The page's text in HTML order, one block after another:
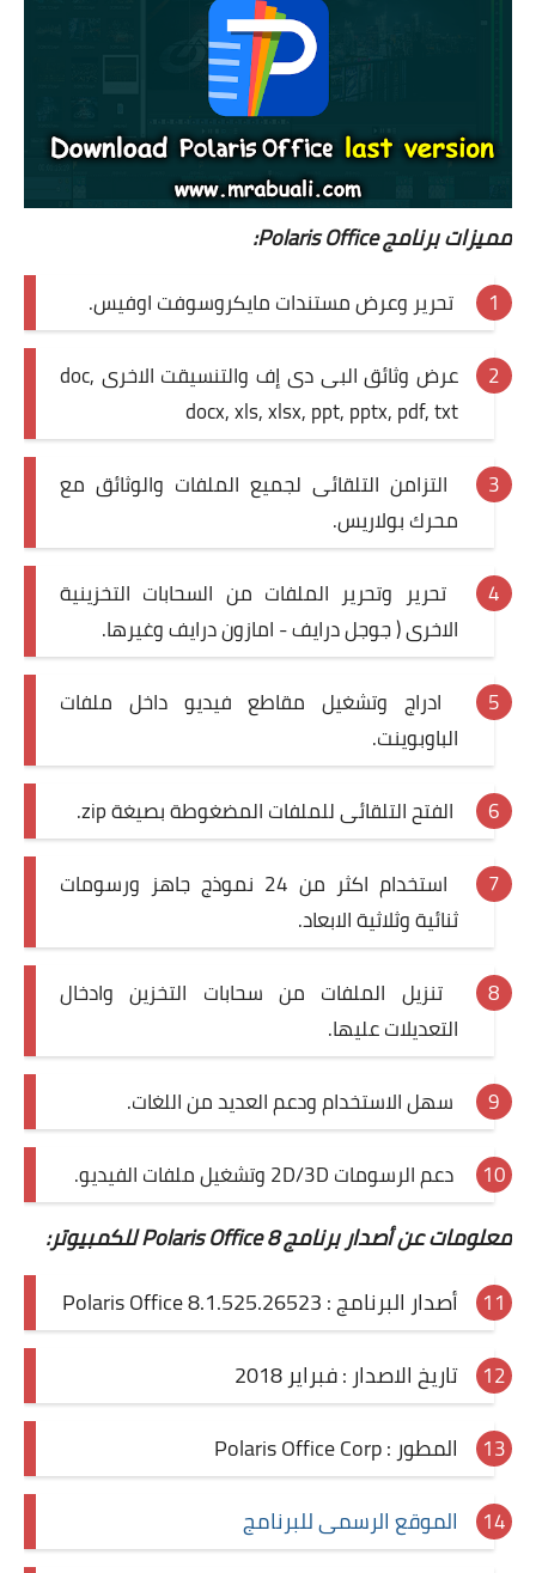
مميزات برنامج Polaris Office:
تحرير وعرض مستندات مايكروسوفت اوفيس.
عرض وثائق البى دى إف والتنسيقت الاخرى doc,
docx, xls, xlsx, ppt, pptx, pdf, txt
التزامن التلقائى لجميع الملفات والوثائق مع
محرك بولاريس.
تحرير وتحرير الملفات من السحابات التخزينية
الاخرى ( جوجل درايف - امازون درايف وغيرها.
ادراج وتشغيل مقاطع فيديو داخل ملفات
الباوبوينت.
الفتح التلقائى للملفات المضغوطة بصيغة zip.
استخدام اكثر من 24 نموذج جاهز ورسومات
ثنائية وثلاثية الابعاد.
تنزيل الملفات من سحابات التخزين وادخال
التعديلات عليها.
سهل الاستخدام ودعم العديد من اللغات.
دعم الرسومات 2D/3D وتشغيل ملفات الفيديو.
معلومات عن أصدار برنامج Polaris Office 8 للكمبيوتر:
أصدار البرنامج : Polaris Office 8.1.525.26523
تاريخ الاصدار : فبراير 2018
المطور : Polaris Office Corp
الموقع الرسمى للبرنامج